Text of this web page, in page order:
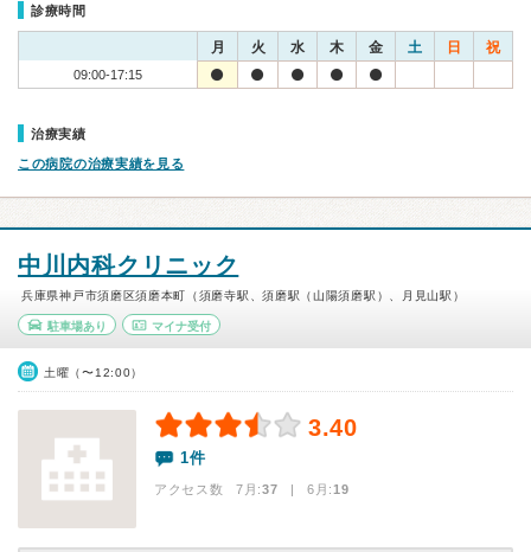
診療時間
月 火 水 木 金 土 日 祝
09:00-17:15
治療実績
この病院の治療実績を見る
中川内科クリニック
兵庫県神戸市須磨区須磨本町（須磨寺駅、須磨駅（山陽須磨駅）、月見山駅）
駐車場あり マイナ受付
土曜（〜12:00）
3.40
1件
アクセス数 7月:37 | 6月:19